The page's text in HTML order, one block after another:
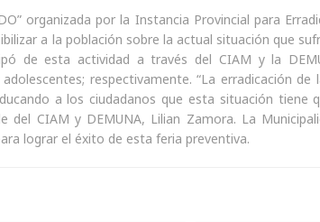
organizada por la Instancia Provincial para
a la población sobre la actual situación que
de esta actividad a través del CIAM y la
respectivamente. “La erradicación de
a los ciudadanos que esta situación tiene
CIAM y DEMUNA, Lilian Zamora. La
lograr el éxito de esta feria preventiva.